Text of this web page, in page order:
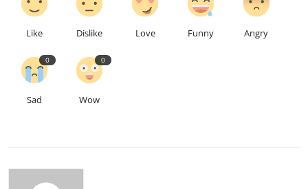
Like Dislike Love Funny Angry
0
Sad
0
Wow